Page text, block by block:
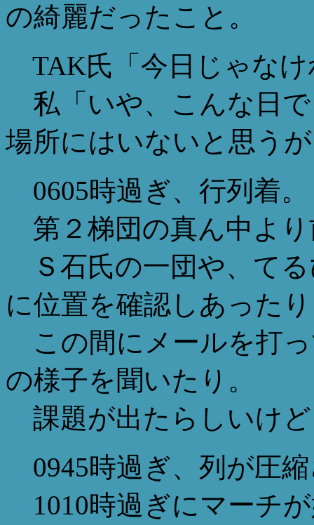
の綺麗だったこと。
TAK氏「今日じゃなけ
私「いや、こんな日
場所にはいないと思う
0605時過ぎ、行列着。
第２梯団の真ん中よ
Ｓ石氏の一団や、て
に位置を確認しあった
この間にメールを打
の様子を聞いたり。
課題が出たらしいけ
0945時過ぎ、列が圧
1010時過ぎにマーチ